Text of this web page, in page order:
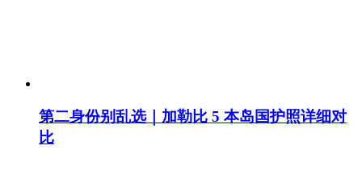
第二身份别乱选｜加勒比 5 本岛国护照详细对
比